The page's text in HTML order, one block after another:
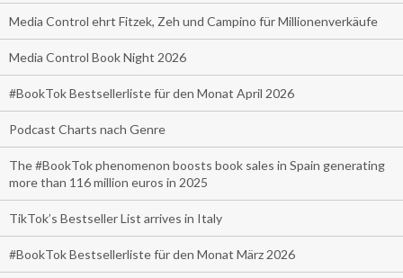
Media Control ehrt Fitzek, Zeh und Campino für Millionenverkäufe
Media Control Book Night 2026
#BookTok Bestsellerliste für den Monat April 2026
Podcast Charts nach Genre
The #BookTok phenomenon boosts book sales in Spain generating
more than 116 million euros in 2025
TikTok’s Bestseller List arrives in Italy
#BookTok Bestsellerliste für den Monat März 2026